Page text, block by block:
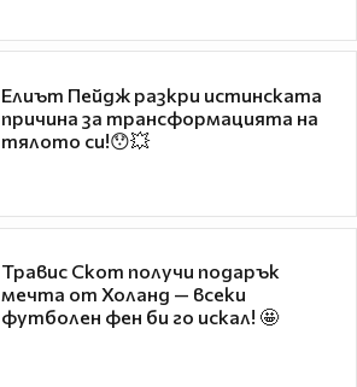
Елиът Пейдж разкри истинската
причина за трансформацията на
тялото си!😯💥
Травис Скот получи подарък
мечта от Холанд — всеки
футболен фен би го искал! 🤩